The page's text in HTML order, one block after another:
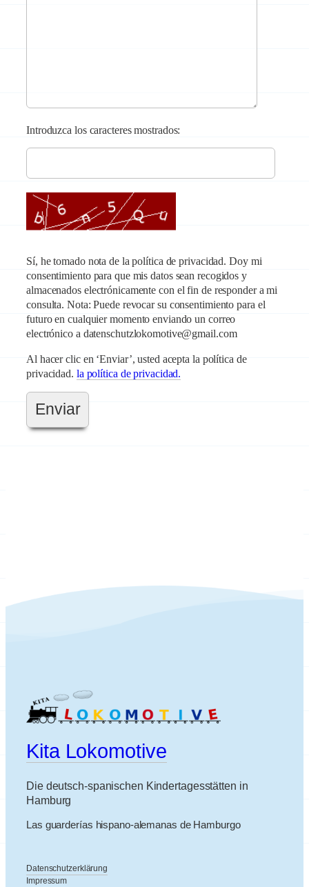
Introduzca los caracteres mostrados:
Sí, he tomado nota de la política de privacidad. Doy mi
consentimiento para que mis datos sean recogidos y
almacenados electrónicamente con el fin de responder a mi
consulta. Nota: Puede revocar su consentimiento para el
futuro en cualquier momento enviando un correo
electrónico a datenschutzlokomotive@gmail.com
Al hacer clic en ‘Enviar’, usted acepta la política de
privacidad. la política de privacidad.
Kita Lokomotive
Die deutsch-spanischen Kindertagesstätten in
Hamburg
Las guarderías hispano-alemanas de Hamburgo
Datenschutzerklärung
Impressum